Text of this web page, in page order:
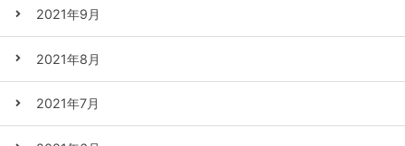
2021年9月
2021年8月
2021年7月